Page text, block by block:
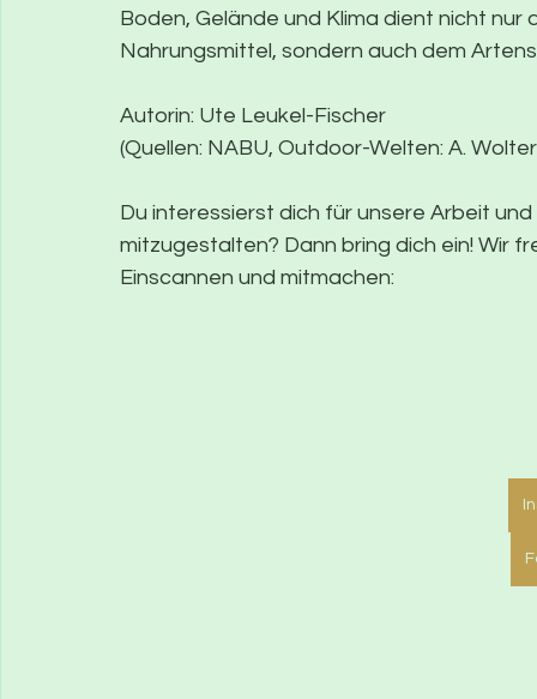
Boden, Gelände und Klima dient nicht
Nahrungsmittel, sondern auch dem
Autorin: Ute Leukel-Fischer
(Quellen: NABU, Outdoor-Welten: A.
Du interessierst dich für unsere Arbeit
mitzugestalten? Dann bring dich ein! Wir
Einscannen und mitmachen: